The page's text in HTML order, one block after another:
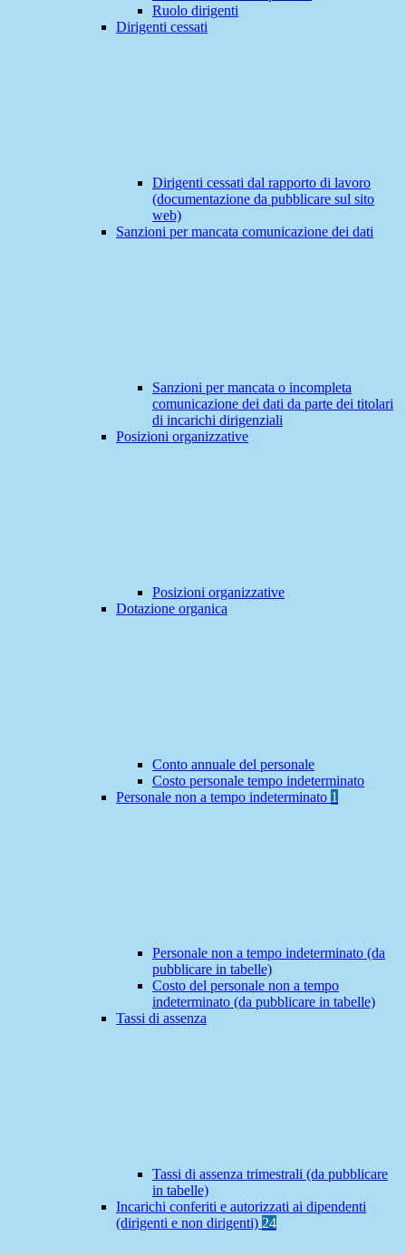
Ruolo dirigenti
Dirigenti cessati
Dirigenti cessati dal rapporto di lavoro
(documentazione da pubblicare sul sito
web)
Sanzioni per mancata comunicazione dei dati
Sanzioni per mancata o incompleta
comunicazione dei dati da parte dei titolari
di incarichi dirigenziali
Posizioni organizzative
Posizioni organizzative
Dotazione organica
Conto annuale del personale
Costo personale tempo indeterminato
Personale non a tempo indeterminato 1
Personale non a tempo indeterminato (da
pubblicare in tabelle)
Costo del personale non a tempo
indeterminato (da pubblicare in tabelle)
Tassi di assenza
Tassi di assenza trimestrali (da pubblicare
in tabelle)
Incarichi conferiti e autorizzati ai dipendenti
(dirigenti e non dirigenti) 24